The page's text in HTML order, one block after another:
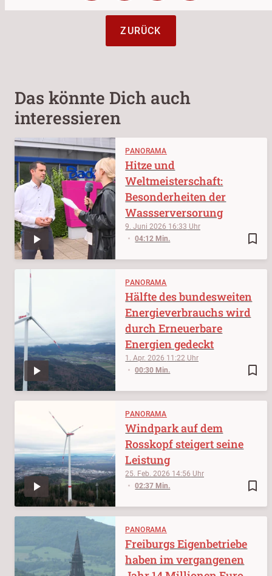
ZURÜCK
Das könnte Dich auch
interessieren
PANORAMA
bookmark_border
9. Juni 2026 16:33
04:12 Min.
Hitze und
Weltmeisterschaft:
Besonderheiten der
Wassserversorung
PANORAMA
bookmark_border
1. Apr. 2026 11:22
00:30 Min.
Hälfte des bundesweiten
Energieverbrauchs wird
durch Erneuerbare
Energien gedeckt
PANORAMA
bookmark_border
25. Feb. 2026 14:56
02:37 Min.
Windpark auf dem
Rosskopf steigert seine
Leistung
PANORAMA
Freiburgs Eigenbetriebe
haben im vergangenen